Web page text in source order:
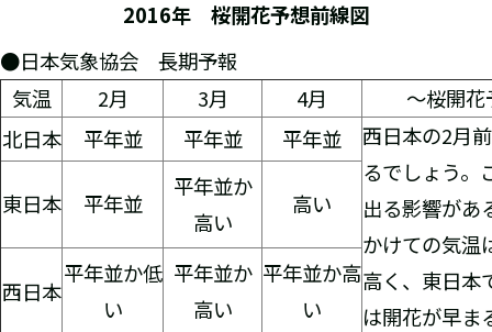
2016年 桜開花予想前線図
●日本気象協会 長期予報
気温
2月 3月 4月
～桜開
北日本
平年並 平年並 平年並
西日本の2月
るでしょう。
出る影響があ
かけての気温
高く、東日本
は開花が早ま
東日本 平年並
平年並か
高い
高い
西日本
平年並か低
い
平年並か
高い
平年並か高
い